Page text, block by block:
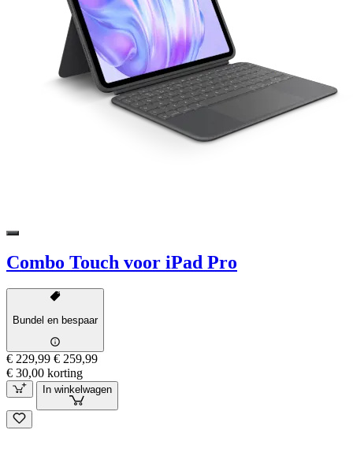
Combo Touch voor iPad Pro
Bundel en bespaar
€ 229,99 € 259,99
€ 30,00 korting
In winkelwagen